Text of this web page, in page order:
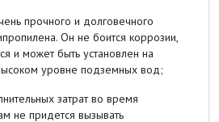
прочного и долговечного
Он не боится коррозии,
и может быть установлен на
уровне подземных вод;
затрат во время
не придется вызывать